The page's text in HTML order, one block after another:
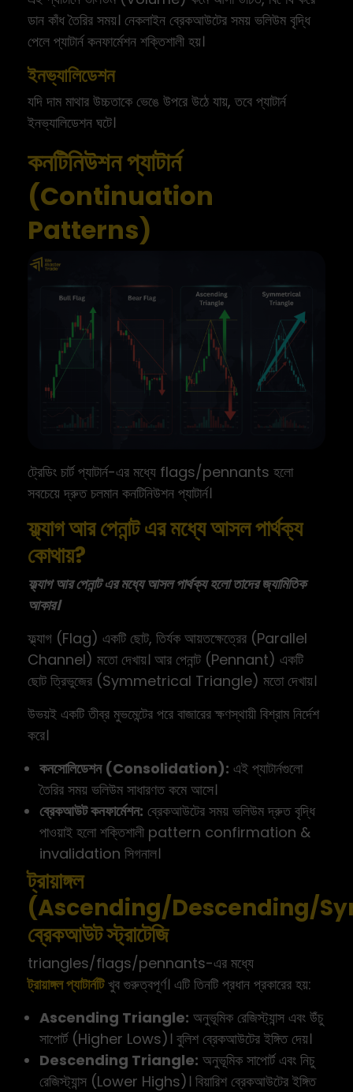
ডান কাঁধ তৈরির সময়। নেকলাইন ব্রেকআউটের সময় ভলিউম বৃদ্ধি
পেলে প্যাটার্ন কনফার্মেশন শক্তিশালী হয়।
ইনভ্যালিডেশন
যদি দাম মাথার উচ্চতাকে ভেঙে উপরে উঠে যায়, তবে প্যাটার্ন
ইনভ্যালিডেশন ঘটে।
কনটিনিউশন প্যাটার্ন
(Continuation
Patterns)
ট্রেডিং চার্ট প্যাটার্ন-এর মধ্যে flags/pennants হলো
সবচেয়ে দ্রুত চলমান কনটিনিউশন প্যাটার্ন।
ফ্ল্যাগ আর পেনান্ট এর মধ্যে আসল পার্থক্য
কোথায়?
ফ্ল্যাগ আর পেনান্ট এর মধ্যে আসল পার্থক্য হলো তাদের জ্যামিতিক
আকার।
ফ্ল্যাগ (Flag) একটি ছোট, তির্যক আয়তক্ষেত্রের (Parallel
Channel) মতো দেখায়। আর পেনান্ট (Pennant) একটি
ছোট ত্রিভুজের (Symmetrical Triangle) মতো দেখায়।
উভয়ই একটি তীব্র মুভমেন্টের পরে বাজারের ক্ষণস্থায়ী বিশ্রাম নির্দেশ
করে।
কনসোলিডেশন (Consolidation): এই প্যাটার্নগুলো
তৈরির সময় ভলিউম সাধারণত কমে আসে।
ব্রেকআউট কনফার্মেশন: ব্রেকআউটের সময় ভলিউম দ্রুত বৃদ্ধি
পাওয়াই হলো শক্তিশালী pattern confirmation &
invalidation সিগনাল।
ট্রায়াঙ্গল
(Ascending/Descending/
ব্রেকআউট স্ট্রাটেজি
triangles/flags/pennants-এর মধ্যে
ট্রায়াঙ্গল প্যাটার্নটিখুব গুরুত্বপূর্ণ। এটি তিনটি প্রধান প্রকারের হয়:
Ascending Triangle: অনুভূমিক রেজিস্ট্যান্স এবং উঁচু
সাপোর্ট (Higher Lows)। বুলিশ ব্রেকআউটের ইঙ্গিত দেয়।
Descending Triangle: অনুভূমিক সাপোর্ট এবং নিচু
রেজিস্ট্যান্স (Lower Highs)। বিয়ারিশ ব্রেকআউটের ইঙ্গিত